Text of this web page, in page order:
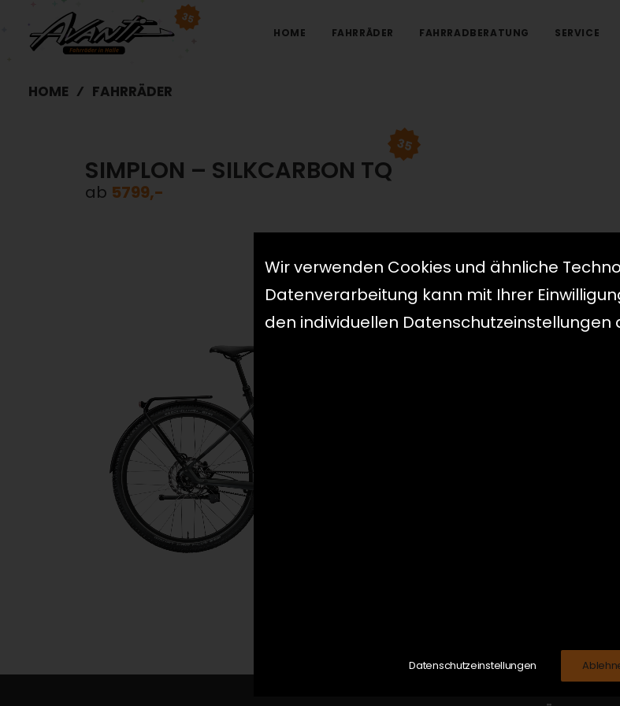
35
HOME FAHRRÄDER FAHRRADBERATUNG SERVICE
HOME FAHRRÄDER
SIMPLON – SILKCARBON TQ
35
ab 5799,-
Wir verwenden Cookies und ähnliche
Datenverarbeitung kann mit Ihrer
den individuellen
Datenschutzeinstellungen